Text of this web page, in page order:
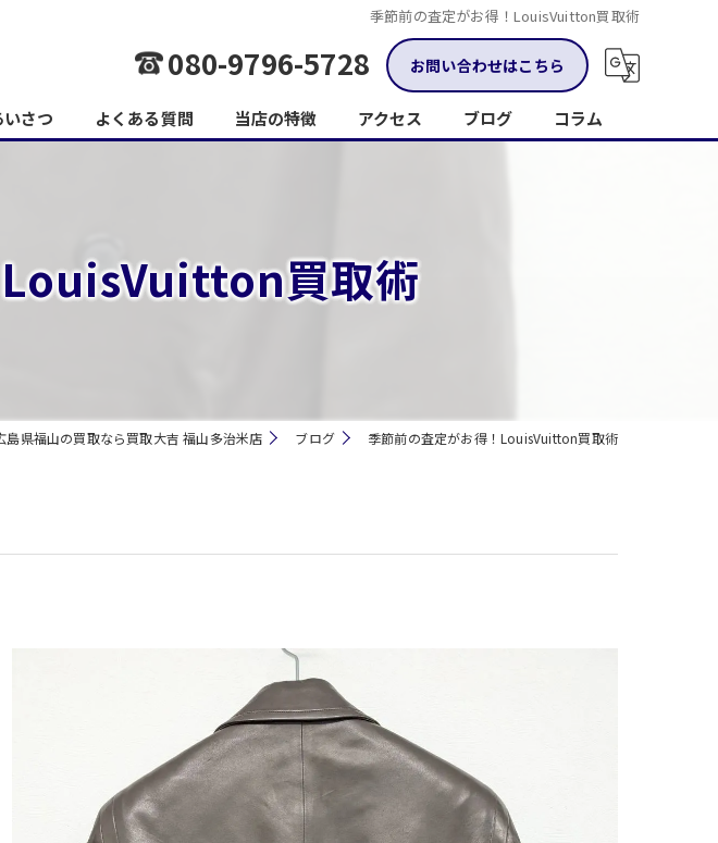
季節前の査定がお得！LouisVuitton買取術
080-9796-5728 お問い合わせはこちら
さつ よくある質問 当店の特徴
ジュエリー
トレーディングカード
アクセス ブログ コラム
LouisVuitton買取術
島県福山の買取なら買取大吉 福山多治米店 ブログ 季節前の査定がお得！LouisVuitton買取術